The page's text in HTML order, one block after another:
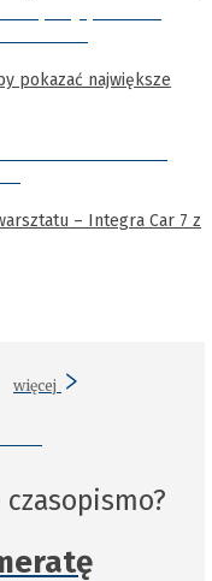
pokazać największe
– Integra Car 7 z
więcej
czasopismo?